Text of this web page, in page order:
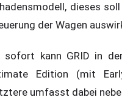
dieses
der Wagen
sofort kann GRID in
Edition (mit
umfasst dabei